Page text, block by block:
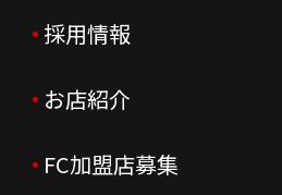
ご挨拶
会社概要
会社沿革
IR情報TOP
ニュースリリース
月次売上
採用情報
採用情報TOP
新卒採用
お店紹介
店舗を探す・予約する
FC加盟店募集